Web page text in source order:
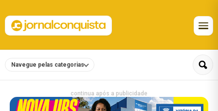
Navegue pelas categorias
continua após a publicidade